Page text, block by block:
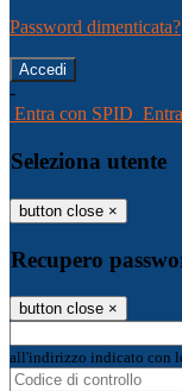
Password dimenticata?
-
Entra con SPID
Seleziona utente
button close ×
Recupero
button close ×
all'indirizzo indicato con